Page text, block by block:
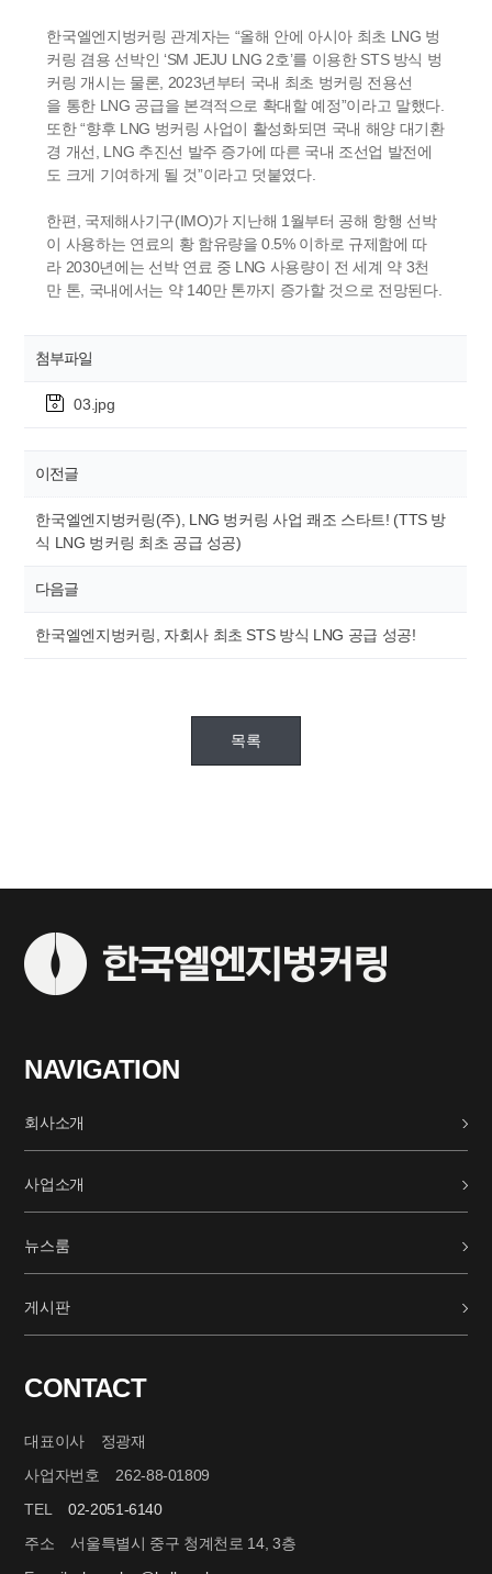
한국엘엔지벙커링 관계자는 “올해 안에 아시아 최초 LNG 벙
커링 겸용 선박인 ‘SM JEJU LNG 2호’를 이용한 STS 방식 벙
커링 개시는 물론, 2023년부터 국내 최초 벙커링 전용선
을 통한 LNG 공급을 본격적으로 확대할 예정”이라고 말했다.
또한 “향후 LNG 벙커링 사업이 활성화되면 국내 해양 대기환
경 개선, LNG 추진선 발주 증가에 따른 국내 조선업 발전에
도 크게 기여하게 될 것”이라고 덧붙였다.
한편, 국제해사기구(IMO)가 지난해 1월부터 공해 항행 선박
이 사용하는 연료의 황 함유량을 0.5% 이하로 규제함에 따
라 2030년에는 선박 연료 중 LNG 사용량이 전 세계 약 3천
만 톤, 국내에서는 약 140만 톤까지 증가할 것으로 전망된다.
첨부파일
03.jpg
이전글
한국엘엔지벙커링(주), LNG 벙커링 사업 쾌조 스타트! (TTS 방
식 LNG 벙커링 최초 공급 성공)
다음글
한국엘엔지벙커링, 자회사 최초 STS 방식 LNG 공급 성공!
목록
NAVIGATION
회사소개
사업소개
뉴스룸
게시판
CONTACT
대표이사 정광재
사업자번호 262-88-01809
TEL 02-2051-6140
주소 서울특별시 중구 청계천로 14, 3층